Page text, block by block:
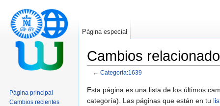
Cambios
← Categoría:1639
Esta página es una lista de los últimos
categoría). Las páginas que están en tu
Página especial
Página principal
Cambios recientes